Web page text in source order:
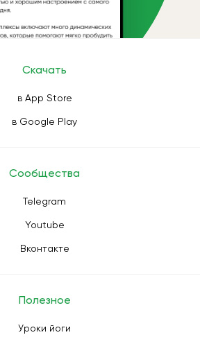
Скачать
в App Store
в Google Play
Сообщества
Telegram
Youtube
Вконтакте
Полезное
Уроки йоги